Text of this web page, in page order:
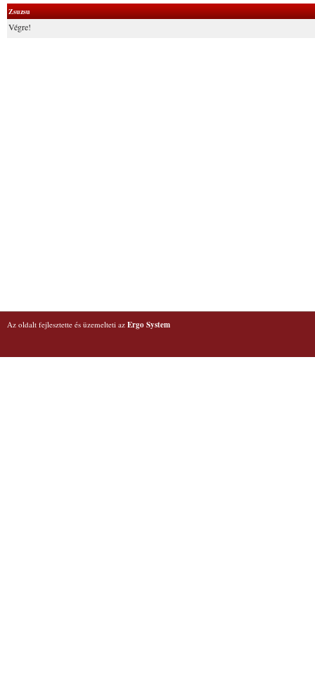
Zsuzsu
Végre!
Az oldalt fejlesztette és üzemelteti az Ergo System